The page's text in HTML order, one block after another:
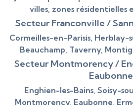
villes, zones résidentielles
Secteur Franconville /
Cormeilles-en-Parisis, Herblay-
Beauchamp, Taverny,
Secteur Montmorency /
Eaubonne
Enghien-les-Bains, Soisy-
Montmorency, Eaubonne,